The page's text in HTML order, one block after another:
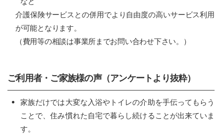
介護保険サービスとの併用でより自由度の高いサービス利用
が可能となります。
（費用等の相談は事業所までお問い合わせ下さい。）
ご利用者・ご家族様の声（アンケートより抜粋）
家族だけでは大変な入浴やトイレの介助を手伝ってもらう
ことで、住み慣れた自宅で暮らし続けることが出来ていま
す。